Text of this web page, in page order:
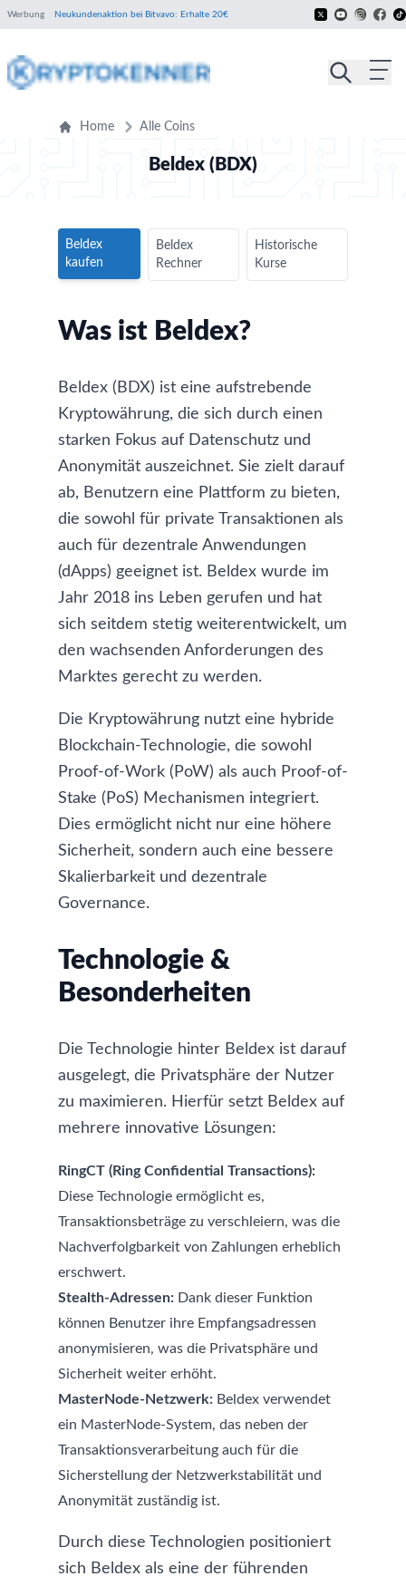
Werbung Neukundenaktion bei Bitvavo: Erhalte 20€
Home Alle Coins
Beldex (BDX)
Beldex
kaufen
Beldex
Rechner
Historische
Kurse
Was ist Beldex?
Beldex (BDX) ist eine aufstrebende
Kryptowährung, die sich durch einen
starken Fokus auf Datenschutz und
Anonymität auszeichnet. Sie zielt darauf
ab, Benutzern eine Plattform zu bieten,
die sowohl für private Transaktionen als
auch für dezentrale Anwendungen
(dApps) geeignet ist. Beldex wurde im
Jahr 2018 ins Leben gerufen und hat
sich seitdem stetig weiterentwickelt, um
den wachsenden Anforderungen des
Marktes gerecht zu werden.
Die Kryptowährung nutzt eine hybride
Blockchain-Technologie, die sowohl
Proof-of-Work (PoW) als auch Proof-of-
Stake (PoS) Mechanismen integriert.
Dies ermöglicht nicht nur eine höhere
Sicherheit, sondern auch eine bessere
Skalierbarkeit und dezentrale
Governance.
Technologie &
Besonderheiten
Die Technologie hinter Beldex ist darauf
ausgelegt, die Privatsphäre der Nutzer
zu maximieren. Hierfür setzt Beldex auf
mehrere innovative Lösungen:
RingCT (Ring Confidential Transactions):
Diese Technologie ermöglicht es,
Transaktionsbeträge zu verschleiern, was die
Nachverfolgbarkeit von Zahlungen erheblich
erschwert.
Stealth-Adressen: Dank dieser Funktion
können Benutzer ihre Empfangsadressen
anonymisieren, was die Privatsphäre und
Sicherheit weiter erhöht.
MasterNode-Netzwerk: Beldex verwendet
ein MasterNode-System, das neben der
Transaktionsverarbeitung auch für die
Sicherstellung der Netzwerkstabilität und
Anonymität zuständig ist.
Durch diese Technologien positioniert
sich Beldex als eine der führenden